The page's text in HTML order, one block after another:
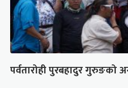
पर्वतारोही पुरबहादुर गुरुङको